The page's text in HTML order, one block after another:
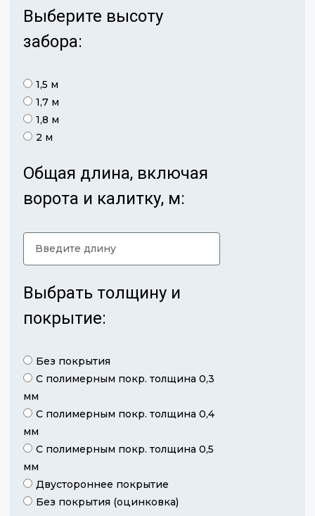
Выберите высоту
забора:
1,5 м
1,7 м
1,8 м
2 м
Общая длина, включая
ворота и калитку, м:
Выбрать толщину и
покрытие:
Без покрытия
С полимерным покр. толщина 0,3
мм
С полимерным покр. толщина 0,4
мм
С полимерным покр. толщина 0,5
мм
Двустороннее покрытие
Без покрытия (оцинковка)